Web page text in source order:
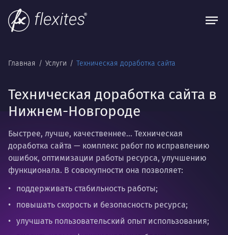
Главная Услуги Техническая доработка сайта
Техническая доработка сайта в
Нижнем-Новгороде
Быстрее, лучше, качественнее… Техническая
доработка сайта — комплекс работ по исправлению
ошибок, оптимизации работы ресурса, улучшению
функционала. В совокупности она позволяет:
поддерживать стабильность работы;
повышать скорость и безопасность ресурса;
улучшать пользовательский опыт использования;